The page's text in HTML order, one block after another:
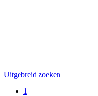
Uitgebreid zoeken
1